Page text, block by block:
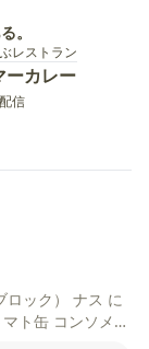
。
レストラン
ーカレー
信
ック） ナス に
ト缶 コンソメ